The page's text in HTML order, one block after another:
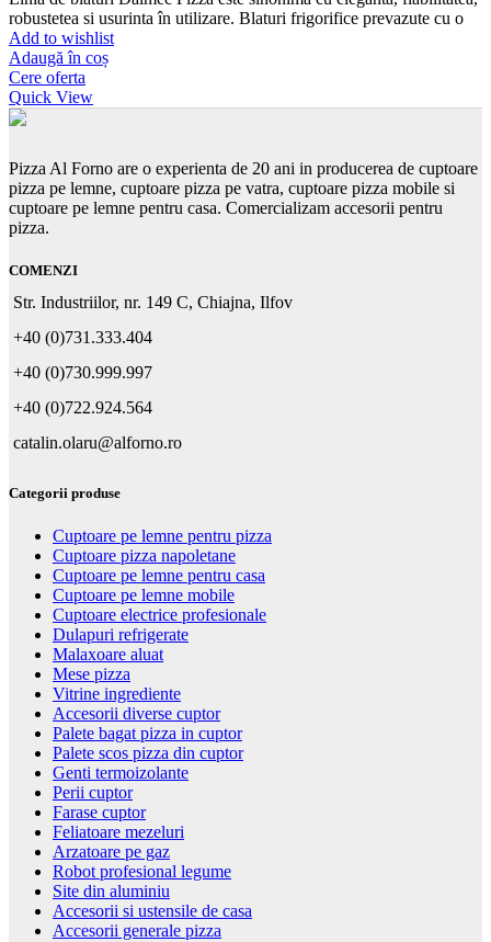
robustetea si usurinta în utilizare. Blaturi frigorifice prevazute cu o
Add to wishlist
Adaugă în coș
Cere oferta
Quick View
Pizza Al Forno are o experienta de 20 ani in producerea de cuptoare
pizza pe lemne, cuptoare pizza pe vatra, cuptoare pizza mobile si
cuptoare pe lemne pentru casa. Comercializam accesorii pentru
pizza.
COMENZI
Str. Industriilor, nr. 149 C, Chiajna, Ilfov
+40 (0)731.333.404
+40 (0)730.999.997
+40 (0)722.924.564
catalin.olaru@alforno.ro
Categorii produse
Cuptoare pe lemne pentru pizza
Cuptoare pizza napoletane
Cuptoare pe lemne pentru casa
Cuptoare pe lemne mobile
Cuptoare electrice profesionale
Dulapuri refrigerate
Malaxoare aluat
Mese pizza
Vitrine ingrediente
Accesorii diverse cuptor
Palete bagat pizza in cuptor
Palete scos pizza din cuptor
Genti termoizolante
Perii cuptor
Farase cuptor
Feliatoare mezeluri
Arzatoare pe gaz
Robot profesional legume
Site din aluminiu
Accesorii si ustensile de casa
Accesorii generale pizza